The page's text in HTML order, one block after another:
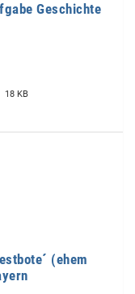
Geschichte
18 KB
(ehem